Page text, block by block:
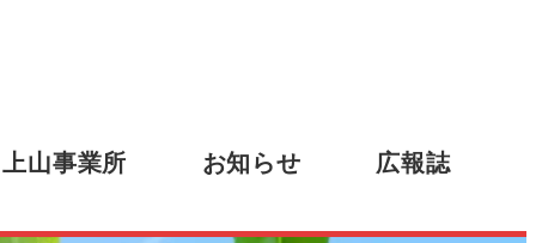
上山事業所 お知らせ 広報誌